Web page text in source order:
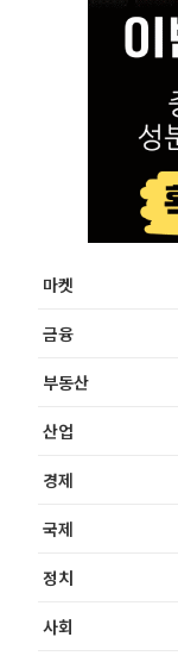
마켓
금융
부동산
산업
경제
국제
정치
사회